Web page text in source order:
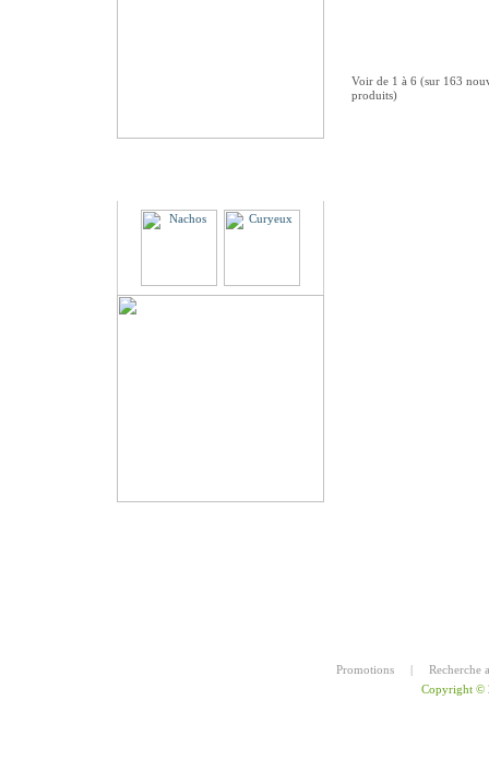
Voir de 1 à 6 (sur 163
produits)
Promotions |
Recherche
Copyright ©